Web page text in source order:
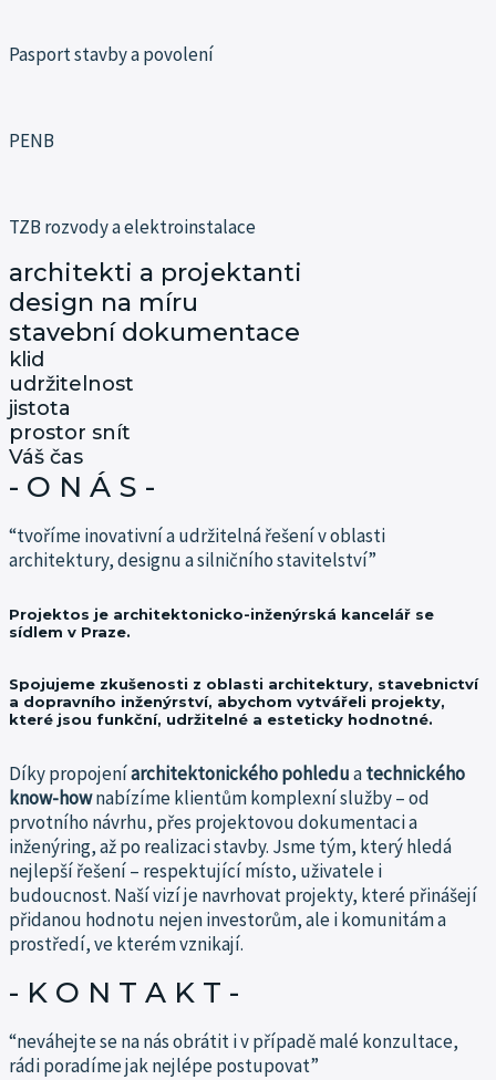
Pasport stavby a povolení
PENB
TZB rozvody a elektroinstalace
architekti a projektanti
design na míru
stavební dokumentace
klid
udržitelnost
jistota
prostor snít
Váš čas
- O N Á S -
“tvoříme inovativní a udržitelná řešení v oblasti
architektury, designu a silničního stavitelství”
Projektos je architektonicko-inženýrská kancelář se
sídlem v Praze.
Spojujeme zkušenosti z oblasti architektury, stavebnictví
a dopravního inženýrství, abychom vytvářeli projekty,
které jsou funkční, udržitelné a esteticky hodnotné.
Díky propojeníarchitektonického pohleduatechnického
know-hownabízíme klientům komplexní služby – od
prvotního návrhu, přes projektovou dokumentaci a
inženýring, až po realizaci stavby. Jsme tým, který hledá
nejlepší řešení – respektující místo, uživatele i
budoucnost. Naší vizí je navrhovat projekty, které přinášejí
přidanou hodnotu nejen investorům, ale i komunitám a
prostředí, ve kterém vznikají.
- K O N T A K T -​
“neváhejte se na nás obrátit i v případě malé konzultace,
rádi poradíme jak nejlépe postupovat”